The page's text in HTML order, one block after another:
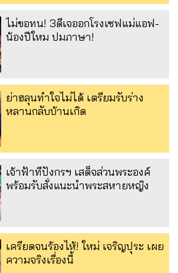
ไม่ขอทน! 3ดีเจออกโรงเซฟแม่แอฟ-
น้องปีใหม ปมภาษา!
ย่าฮลุนทำใจไม่ได้ เตรียมรับร่าง
หลานกลับบ้านเกิด
เจ้าฟ้าทีปังกรฯ เสด็จส่วนพระองค์
พร้อมรับสั่งแนะนำพระสหายหญิง
เครียดจนร้องไห้! ใหม่ เจริญปุระ เผย
ความจริงเรื่องนี้